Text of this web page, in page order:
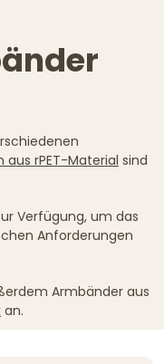
rPET-Material sind
Verfügung, um das
Anforderungen
Armbänder aus
an.